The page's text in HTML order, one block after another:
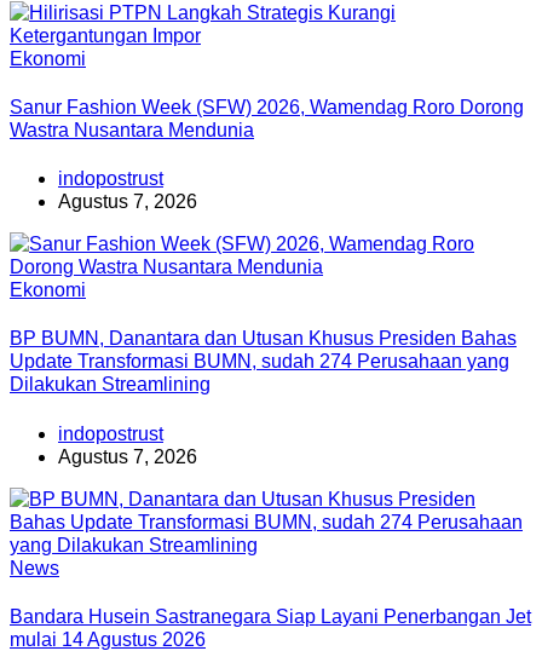
Ekonomi
Sanur Fashion Week (SFW) 2026, Wamendag Roro Dorong
Wastra Nusantara Mendunia
indopostrust
Agustus 7, 2026
Ekonomi
BP BUMN, Danantara dan Utusan Khusus Presiden Bahas
Update Transformasi BUMN, sudah 274 Perusahaan yang
Dilakukan Streamlining
indopostrust
Agustus 7, 2026
News
Bandara Husein Sastranegara Siap Layani Penerbangan Jet
mulai 14 Agustus 2026